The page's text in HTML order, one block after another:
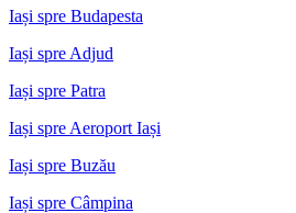
Iași spre Budapesta
Iași spre Adjud
Iași spre Patra
Iași spre Aeroport Iași
Iași spre Buzău
Iași spre Câmpina